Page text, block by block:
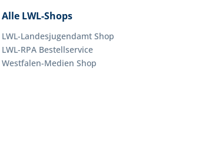
Alle LWL-Shops
LWL-Landesjugendamt Shop
LWL-RPA Bestellservice
Westfalen-Medien Shop